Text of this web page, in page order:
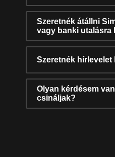
Szeretnék átállni
vagy banki utalásra
Szeretnék
Olyan kérdésem
csináljak?